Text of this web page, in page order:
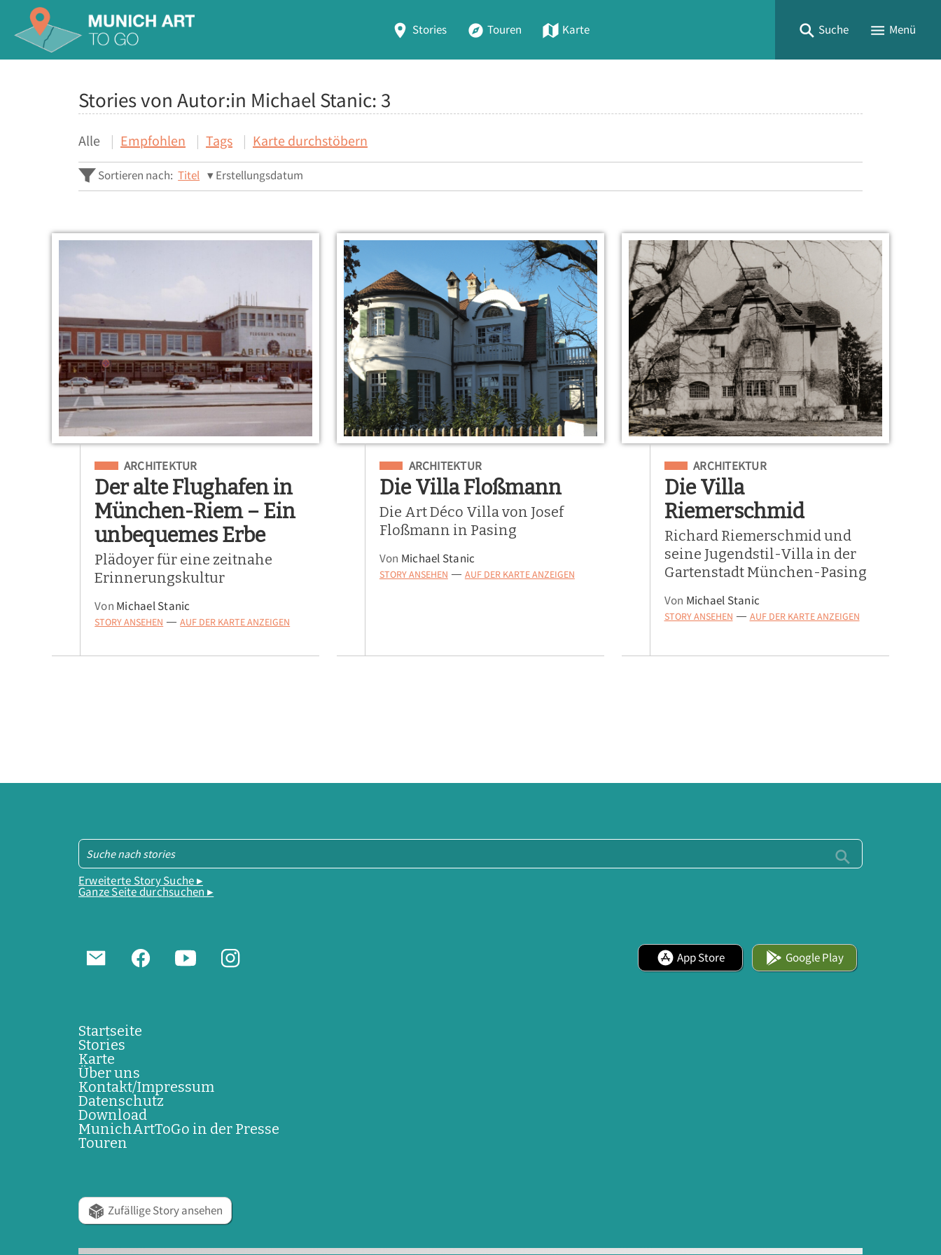
Stories Touren Karte Suche Menü
Stories von Autor:in Michael Stanic: 3
Alle Empfohlen Tags Karte durchstöbern
Sortieren nach: Titel Erstellungsdatum
Eingeordnet unter
ARCHITEKTUR
Der alte Flughafen in
München-Riem – Ein
unbequemes Erbe
Plädoyer für eine zeitnahe
Erinnerungskultur
Von Michael Stanic
STORY ANSEHEN — AUF DER KARTE ANZEIGEN
Eingeordnet unter
ARCHITEKTUR
Die Villa Floßmann
Die Art Déco Villa von Josef
Floßmann in Pasing
Von Michael Stanic
STORY ANSEHEN — AUF DER KARTE ANZEIGEN
Eingeordnet unter
ARCHITEKTUR
Die Villa
Riemerschmid
Richard Riemerschmid und
seine Jugendstil-Villa in der
Gartenstadt München-Pasing
Von Michael Stanic
STORY ANSEHEN — AUF DER KARTE ANZEIGEN
Erweiterte Story Suche ▸
Ganze Seite durchsuchen ▸
App Store Google Play
Startseite
Stories
Karte
Über uns
Kontakt/Impressum
Datenschutz
Download
MunichArtToGo in der Presse
Touren
Zufällige Story ansehen